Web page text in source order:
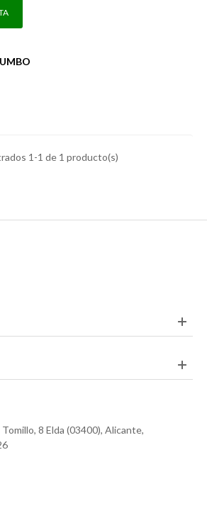
1-1 de 1 producto(s)
8 Elda (03400), Alicante,